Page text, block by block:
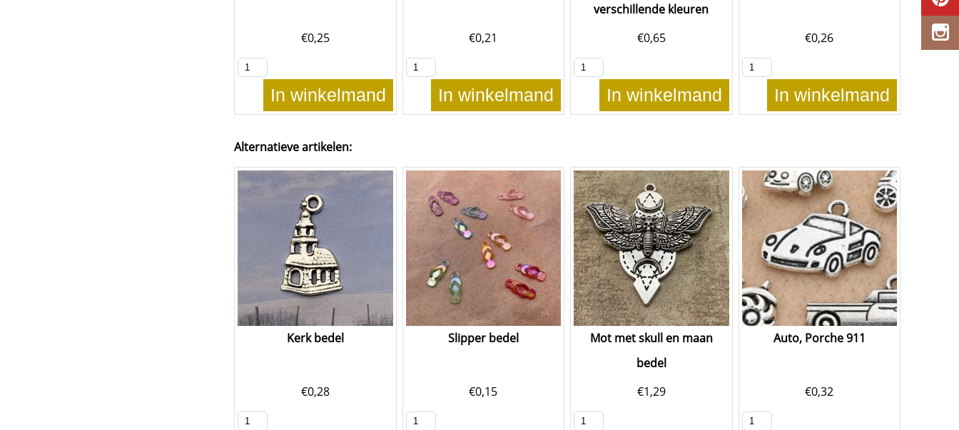
€0,25
In winkelmand
€0,21
In winkelmand
verschillende kleuren
€0,65
In winkelmand
€0,26
In winkelmand
Alternatieve artikelen:
Kerk bedel
€0,28
Slipper bedel
€0,15
Mot met skull en maan
bedel
€1,29
Auto, Porche 911
€0,32